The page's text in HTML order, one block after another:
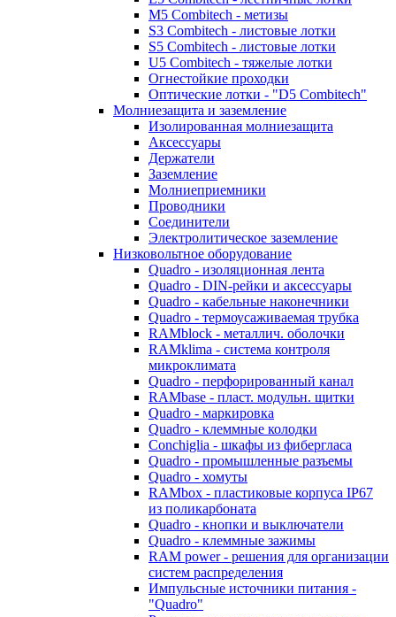
M5 Combitech - метизы
S3 Combitech - листовые лотки
S5 Combitech - листовые лотки
U5 Combitech - тяжелые лотки
Огнестойкие проходки
Оптические лотки - "D5 Combitech"
Молниезащита и заземление
Изолированная молниезащита
Аксессуары
Держатели
Заземление
Молниеприемники
Проводники
Соединители
Электролитическое заземление
Низковольтное оборудование
Quadro - изоляционная лента
Quadro - DIN-рейки и аксессуары
Quadro - кабельные наконечники
Quadro - термоусаживаемая трубка
RAMblock - металлич. оболочки
RAMklima - система контроля
микроклимата
Quadro - перфорированный канал
RAMbase - пласт. модульн. щитки
Quadro - маркировка
Quadro - клеммные колодки
Conchiglia - шкафы из фибергласа
Quadro - промышленные разъемы
Quadro - хомуты
RAMbox - пластиковые корпуса IP67
из поликарбоната
Quadro - кнопки и выключатели
Quadro - клеммные зажимы
RAM power - решения для организации
систем распределения
Импульсные источники питания -
"Quadro"